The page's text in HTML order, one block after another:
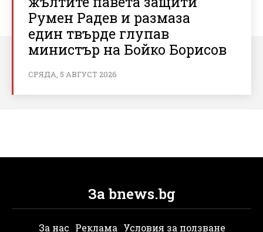
Румен Радев и размаза
един твърде глупав
министър на Бойко Борисов
СРЯДА, 5 АВГУСТ 2026
За bnews.bg
За нас Реклама Условия за ползване